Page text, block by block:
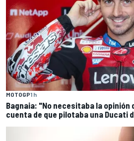
MOTOGP1 h
Bagnaia: "No necesitaba la opinión
cuenta de que pilotaba una Ducati